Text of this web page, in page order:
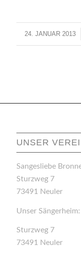
24. JANUAR 2013
/
UNSER
Sangesliebe
Sturzweg 7
73491 Neuler
Unser Sängerheim:
Sturzweg 7
73491 Neuler